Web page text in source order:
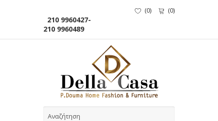
210 9960427-
210 9960489
(0) (0)